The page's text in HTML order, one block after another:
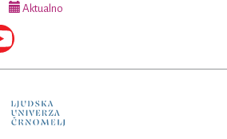
Aktualno